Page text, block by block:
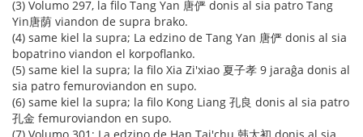
(3) Volumo 297, la filo Tang Yan 唐俨 donis al sia patro Tang
Yin唐荫 viandon de supra brako.
(4) same kiel la supra; La edzino de Tang Yan 唐俨 donis al sia
bopatrino viandon el korpoflanko.
(5) same kiel la supra; la filo Xia Zi'xiao 夏子孝 9 jaraĝa donis al
sia patro femuroviandon en supo.
(6) same kiel la supra; la filo Kong Liang 孔良 donis al sia patro
孔金 femuroviandon en supo.